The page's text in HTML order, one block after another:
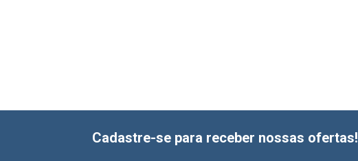
Cadastre-se para receber nossas ofertas!